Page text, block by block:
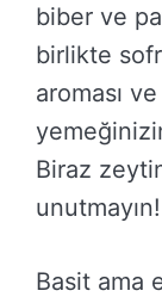
biber ve
birlikte
aroması
Biraz
unutmayın!
Basit ama